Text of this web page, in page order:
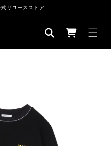
リユースストア
ー